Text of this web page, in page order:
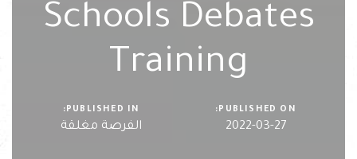
Schools Debates
Training
PUBLISHED ON:
2022-03-27
PUBLISHED IN:
الفرصة مغلقة